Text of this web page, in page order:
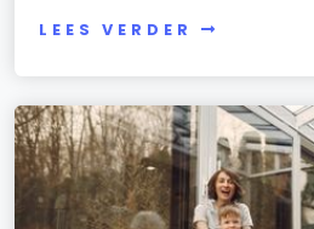
LEES VERDER